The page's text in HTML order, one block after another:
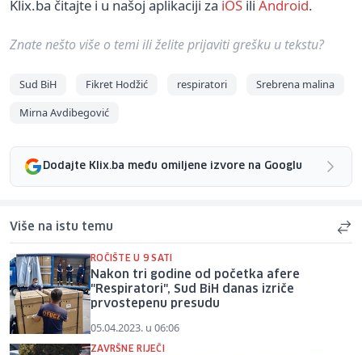
Klix.ba čitajte i u našoj aplikaciji za iOS ili Android.
Znate nešto više o temi ili želite prijaviti grešku u tekstu?
Sud BiH Fikret Hodžić respiratori
Srebrena malina
Mirna Avdibegović
Dodajte Klix.ba među omiljene izvore na Googlu
Više na istu temu
ROČIŠTE U 9 SATI
Nakon tri godine od početka afere
"Respiratori", Sud BiH danas izriče
prvostepenu presudu
05.04.2023. u 06:06
ZAVRŠNE RIJEČI